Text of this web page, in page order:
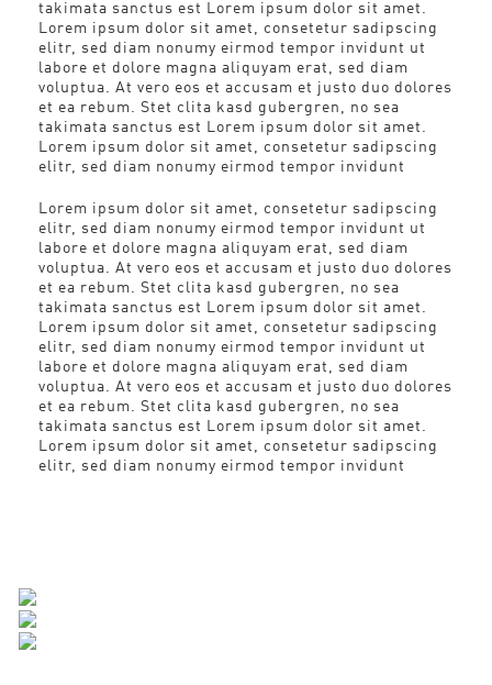
takimata sanctus est Lorem ipsum dolor sit amet.
Lorem ipsum dolor sit amet, consetetur sadipscing
elitr, sed diam nonumy eirmod tempor invidunt ut
labore et dolore magna aliquyam erat, sed diam
voluptua. At vero eos et accusam et justo duo dolores
et ea rebum. Stet clita kasd gubergren, no sea
takimata sanctus est Lorem ipsum dolor sit amet.
Lorem ipsum dolor sit amet, consetetur sadipscing
elitr, sed diam nonumy eirmod tempor invidunt
Lorem ipsum dolor sit amet, consetetur sadipscing
elitr, sed diam nonumy eirmod tempor invidunt ut
labore et dolore magna aliquyam erat, sed diam
voluptua. At vero eos et accusam et justo duo dolores
et ea rebum. Stet clita kasd gubergren, no sea
takimata sanctus est Lorem ipsum dolor sit amet.
Lorem ipsum dolor sit amet, consetetur sadipscing
elitr, sed diam nonumy eirmod tempor invidunt ut
labore et dolore magna aliquyam erat, sed diam
voluptua. At vero eos et accusam et justo duo dolores
et ea rebum. Stet clita kasd gubergren, no sea
takimata sanctus est Lorem ipsum dolor sit amet.
Lorem ipsum dolor sit amet, consetetur sadipscing
elitr, sed diam nonumy eirmod tempor invidunt